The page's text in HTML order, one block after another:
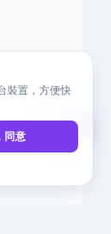
裝置，方便快
同意